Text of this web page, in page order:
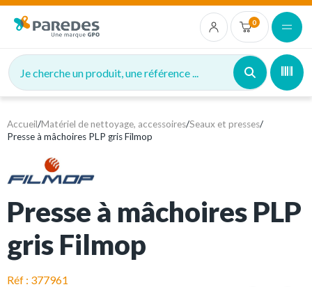
0
Je cherche un produit, une référence ...
Accueil/Matériel de nettoyage, accessoires/Seaux et presses/
Presse à mâchoires PLP gris Filmop
Presse à mâchoires PLP
gris Filmop
Réf : 377961